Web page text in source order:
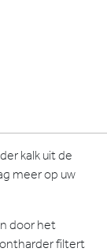
kalk uit de
meer op uw
door het
filtert